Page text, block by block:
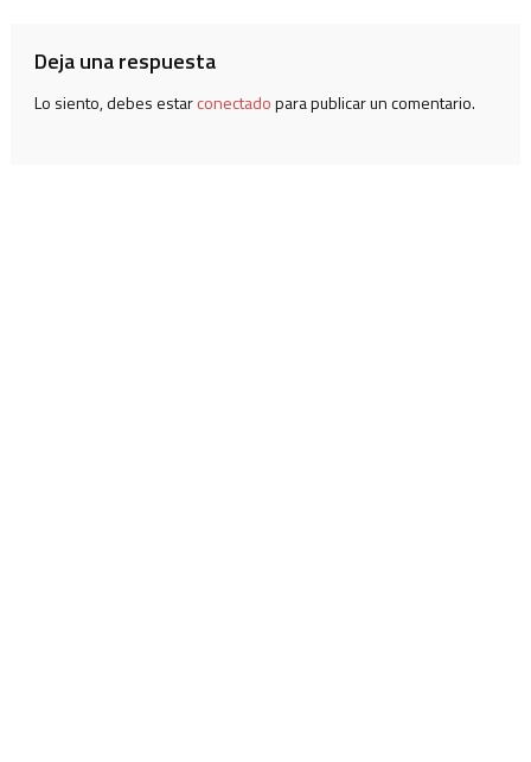
Deja una respuesta
Lo siento, debes estarconectadopara publicar un comentario.